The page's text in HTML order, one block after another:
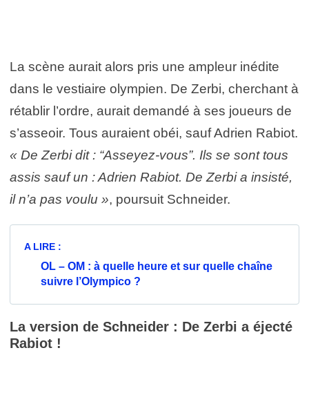
La scène aurait alors pris une ampleur inédite
dans le vestiaire olympien. De Zerbi, cherchant à
rétablir l’ordre, aurait demandé à ses joueurs de
s’asseoir. Tous auraient obéi, sauf Adrien Rabiot.
« De Zerbi dit : “Asseyez-vous”. Ils se sont tous
assis sauf un : Adrien Rabiot. De Zerbi a insisté,
il n’a pas voulu », poursuit Schneider.
A LIRE :
OL – OM : à quelle heure et sur quelle chaîne
suivre l’Olympico ?
La version de Schneider : De Zerbi a éjecté
Rabiot !